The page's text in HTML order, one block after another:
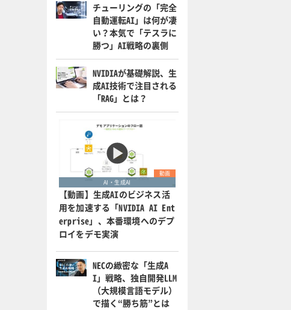
チューリングの「完全
自動運転AI」は何が凄
い？本気で「テスラに
勝つ」AI戦略の裏側
NVIDIAが基礎解説、生
成AI技術で注目される
「RAG」とは？
動画
AI・生成AI
【動画】生成AIのビジネス活
用を加速する「NVIDIA AI Ent
erprise」、本番環境へのデプ
ロイをデモ実演
NECの緻密な「生成A
I」戦略、独自開発LLM
（大規模言語モデル）
で描く“勝ち筋”とは